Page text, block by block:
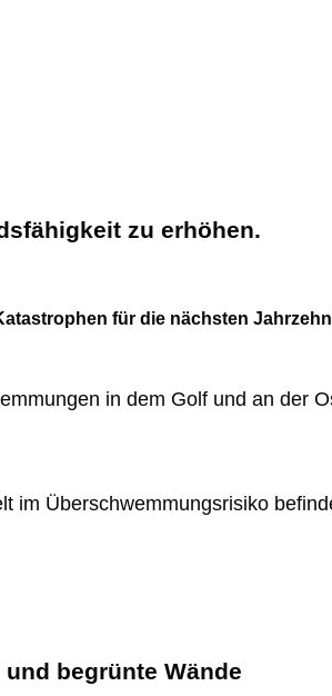
zu erhöhen.
für die nächsten
in dem Golf und an der
im Überschwemmungsrisiko
begrünte Wände